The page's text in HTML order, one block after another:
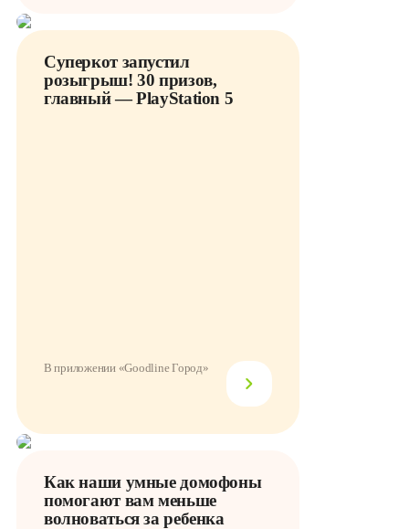
Суперкот запустил
розыгрыш! 30 призов,
главный — PlayStation 5
В приложении «Goodline Город»
Как наши умные домофоны
помогают вам меньше
волноваться за ребенка